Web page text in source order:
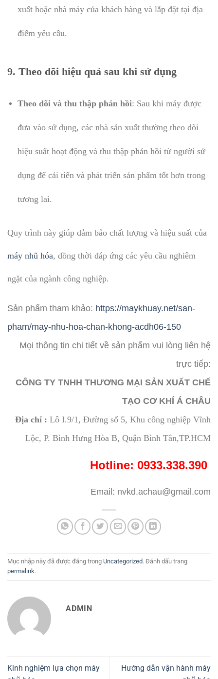
xuất hoặc nhà máy của khách hàng và lắp đặt tại địa
điểm yêu cầu.
9. Theo dõi hiệu quả sau khi sử dụng
Theo dõi và thu thập phản hồi: Sau khi máy được
đưa vào sử dụng, các nhà sản xuất thường theo dõi
hiệu suất hoạt động và thu thập phản hồi từ người sử
dụng để cải tiến và phát triển sản phẩm tốt hơn trong
tương lai.
Quy trình này giúp đảm bảo chất lượng và hiệu suất của
máy nhũ hóa, đồng thời đáp ứng các yêu cầu nghiêm
ngặt của ngành công nghiệp.
Sản phẩm tham khảo: https://maykhuay.net/san-
pham/may-nhu-hoa-chan-khong-acdh06-150
Mọi thông tin chi tiết về sản phẩm vui lòng liên hệ
trực tiếp:
CÔNG TY TNHH THƯƠNG MẠI SẢN XUẤT CHẾ
TẠO CƠ KHÍ Á CHÂU
Địa chỉ : Lô I.9/1, Đường số 5, Khu công nghiệp Vĩnh
Lộc, P. Bình Hưng Hòa B, Quận Bình Tân,TP.HCM
Hotline: 0933.338.390
Email: nvkd.achau@gmail.com
Mục nhập này đã được đăng trong Uncategorized. Đánh dấu trang
permalink.
ADMIN
Kinh nghiệm lựa chọn máy
Hướng dẫn vận hành máy